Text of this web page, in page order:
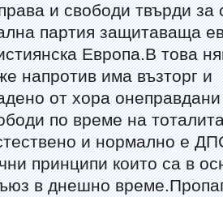
и свободи твърди за
партия защитаваща
Европа.В това
напротив има възторг и
от хора онеправдани
по време на
и нормално е
принципи които са в
в днешно